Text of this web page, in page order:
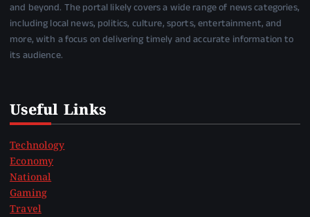
and beyond. The portal likely covers a wide range of news categories,
including local news, politics, culture, sports, entertainment, and
more, with a focus on delivering timely and accurate information to
its audience.
Useful Links
Technology
Economy
National
Gaming
Travel